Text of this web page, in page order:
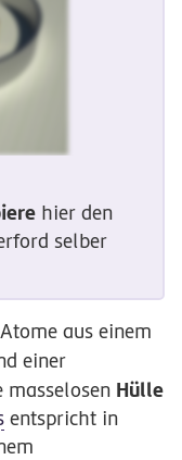
hier den
selber
aus einem
einer
masselosen Hülle
entspricht in